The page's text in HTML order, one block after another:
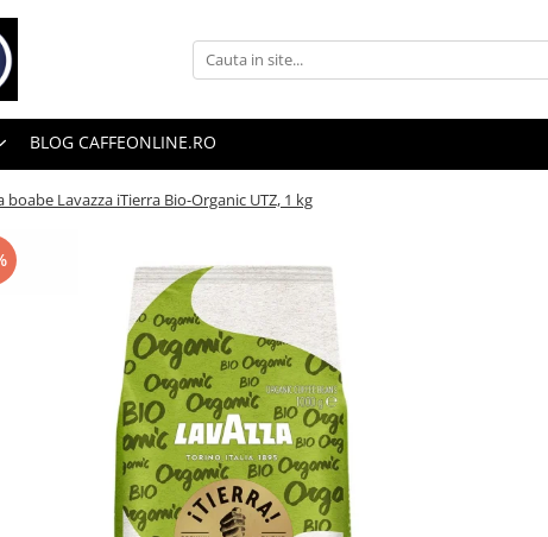
BLOG CAFFEONLINE.RO
boabe Lavazza iTierra Bio-Organic UTZ, 1 kg